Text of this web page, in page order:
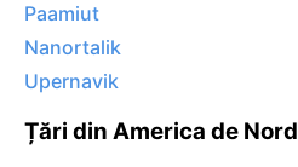
Paamiut
Nanortalik
Upernavik
Țări din America de Nord